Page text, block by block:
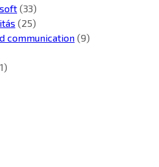
(33)
(25)
communication (9)